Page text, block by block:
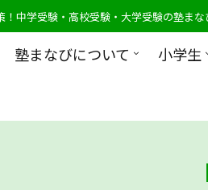
！中学受験・高校受験・大学受験の塾ま
塾まなびについて 小学生